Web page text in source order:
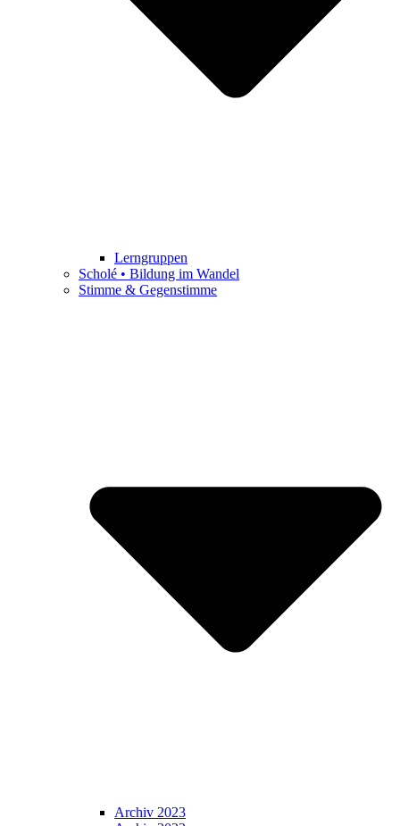
Lerngruppen
Scholé • Bildung im Wandel
Stimme & Gegenstimme
Archiv 2023